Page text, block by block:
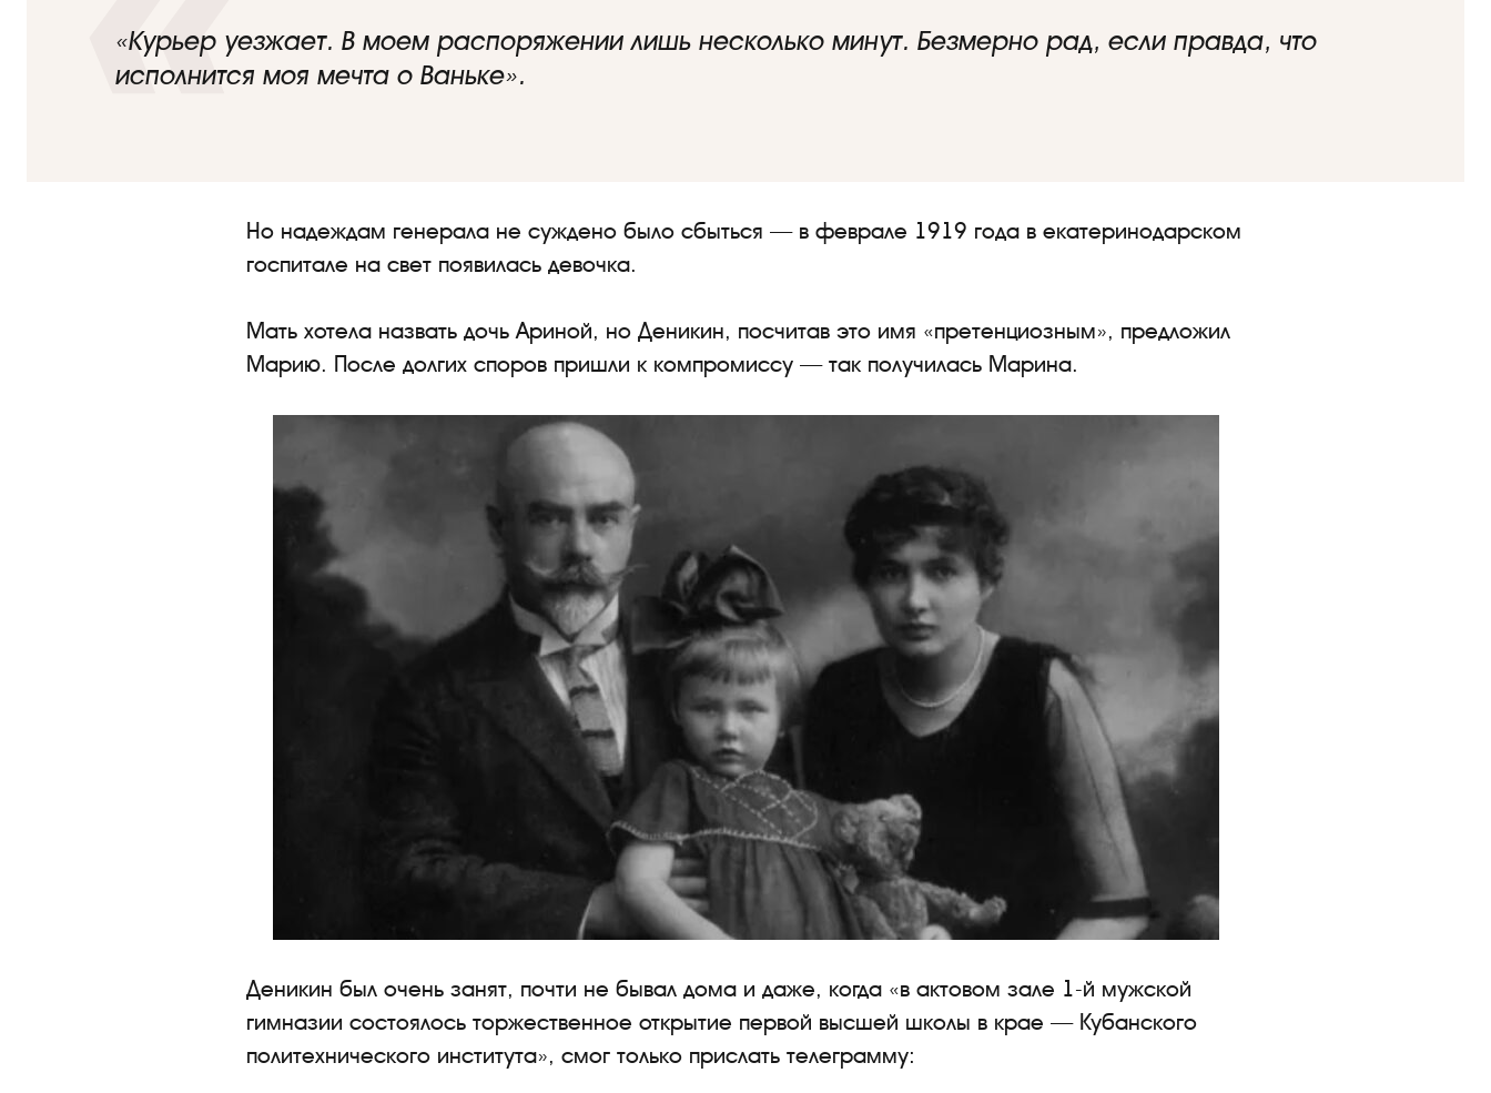
«Курьер уезжает. В моем распоряжении лишь несколько минут. Безмерно рад, если правда, что
исполнится моя мечта о Ваньке».
Но надеждам генерала не суждено было сбыться — в феврале 1919 года в екатеринодарском
госпитале на свет появилась девочка.
Мать хотела назвать дочь Ариной, но Деникин, посчитав это имя «претенциозным», предложил
Марию. После долгих споров пришли к компромиссу — так получилась Марина.
Деникин был очень занят, почти не бывал дома и даже, когда «в актовом зале 1-й мужской
гимназии состоялось торжественное открытие первой высшей школы в крае — Кубанского
политехнического института», смог только прислать телеграмму: